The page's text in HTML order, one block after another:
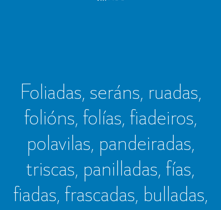
Foliadas, seráns, ruadas,
folións, folías, fiadeiros,
polavilas, pandeiradas,
triscas, panilladas, fías,
fiadas, frascadas, bulladas,